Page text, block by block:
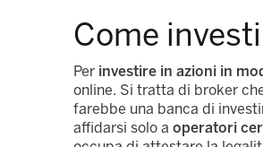
Come
Per investire in azioni in
online. Si tratta di broker
farebbe una banca di
affidarsi solo a operatori